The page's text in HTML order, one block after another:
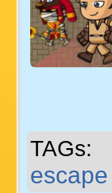
TAGs:
escape